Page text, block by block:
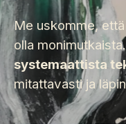
Me uskomme,
olla
systemaattista
mitattavasti ja